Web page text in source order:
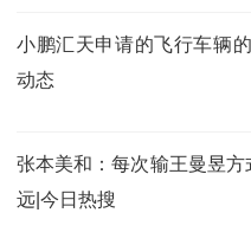
小鹏汇天申请的飞行车辆
动态
张本美和：每次输王曼昱
远|今日热搜